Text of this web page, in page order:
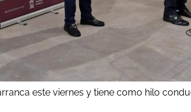
este viernes y tiene como hilo